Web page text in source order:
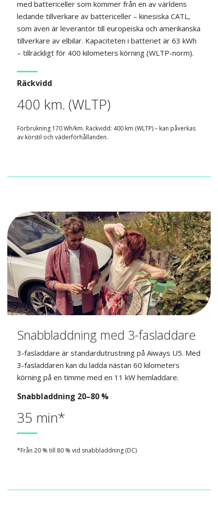
med battericeller som kommer från en av världens
ledande tillverkare av battericeller – kinesiska CATL,
som även är leverantör till europeiska och amerikanska
tillverkare av elbilar. Kapaciteten i batteriet är 63 kWh
– tillräckligt för 400 kilometers körning (WLTP-norm).
Räckvidd
400 km. (WLTP)
Förbrukning 170 Wh/km. Räckvidd: 400 km (WLTP) – kan påverkas
av körstil och väderförhållanden.
Snabbladdning med 3-fasladdare
3-fasladdare är standardutrustning på Aiways U5. Med
3-fasladdaren kan du ladda nästan 60 kilometers
körning på en timme med en 11 kW hemladdare.
Snabbladdning 20–80 %
35 min*
*Från 20 % till 80 % vid snabbladdning (DC)